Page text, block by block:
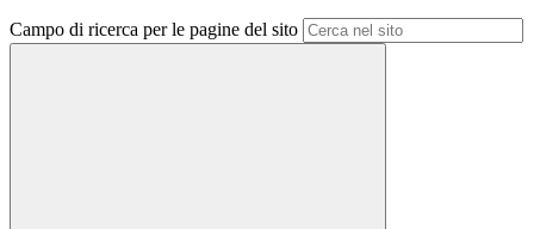
Campo di ricerca per le pagine del sito